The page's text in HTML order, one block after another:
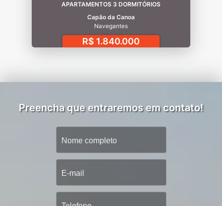
APARTAMENTOS 3 DORMITÓRIOS
Capão da Canoa
Navegantes
R$ 1.840.000
Preencha que entraremos em contato!